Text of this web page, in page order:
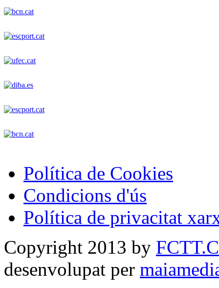
Política de Cookies
Condicions d'ús
Política de privacitat
Copyright 2013 by
desenvolupat per